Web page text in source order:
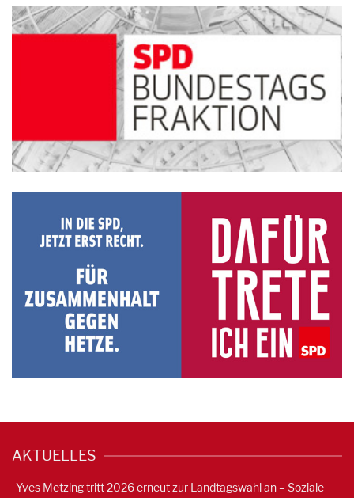
AKTUELLES
Yves Metzing tritt 2026 erneut zur Landtagswahl an – Soziale